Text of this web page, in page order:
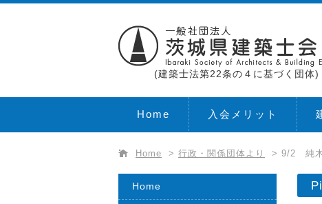
(建築士法第22条の４に基づく団体)
Home 入会メリット
Home > 行政・関係団体より > 9/2 純木
Home